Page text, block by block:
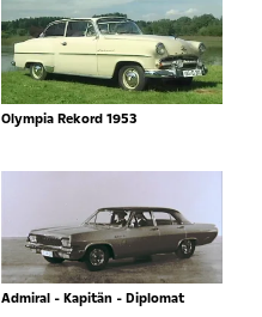
Olympia Rekord 1953
Admiral - Kapitän - Diplomat